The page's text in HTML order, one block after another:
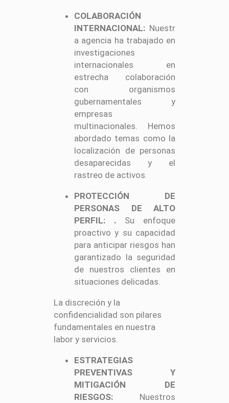
COLABORACIÓN
INTERNACIONAL:Nuestr
a agencia ha trabajado en
investigaciones
internacionales en
estrecha colaboración
con organismos
gubernamentales y
empresas
multinacionales. Hemos
abordado temas como la
localización de personas
desaparecidas y el
rastreo de activos.
PROTECCIÓN DE
PERSONAS DE ALTO
PERFIL:
. Su enfoque
proactivo y su capacidad
para anticipar riesgos han
garantizado la seguridad
de nuestros clientes en
situaciones delicadas.
La discreción y la
confidencialidad son pilares
fundamentales en nuestra
labor y servicios.
ESTRATEGIAS
PREVENTIVAS Y
MITIGACIÓN DE
RIESGOS:Nuestros